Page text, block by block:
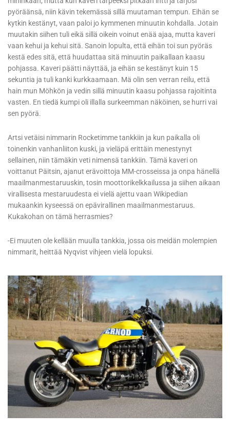
pyöräänsä, niin kävin tekemässä sillä muutaman tempun. Eihän se
kytkin kestänyt, vaan paloi jo kymmenen minuutin kohdalla. Jotain
muutakin siihen tuli eikä sillä oikein voinut enää ajaa, mutta kaveri
vaan kehui ja kehui sitä. Sanoin lopulta, että eihän toi sun pyöräs
kestä edes sitä, että huudattaa sitä minuutin paikallaan kaasu
pohjassa. Kaveri päätti näyttää, ja eihän se kestänyt kuin 15
sekuntia ja tuli kanki kurkkaamaan. Mä olin sen verran reilu, että
hain mun Möhkön ja vedin sillä minuutin kaasu pohjassa rajoitinta
vasten. En tiedä kumpi oli illalla surkeemman näköinen, se hurri vai
sen pyörä.
Artsi vetäisi nimmarin Rocketimme tankkiin ja kun paikalla oli
toinenkin vanhanliiton kuski, ja vieläpä erittäin menestynyt
sellainen, niin tämäkin veti nimensä tankkiin. Tämä kaveri on
voittanut Päitsin, ajanut erävoittoja MM-crosseissa ja onpa hänellä
maailmanmestaruuskin, tosin moottorikelkkailussa ja siihen aikaan
virallisesta mestaruudesta ei vielä ajettu vaan Wikipedian
mukaankin kyseessä on epävirallinen maailmanmestaruus.
Kukakohan on tämä herrasmies?
-Ei muuten ole kellään muulla tankkia, jossa ois meidän molempien
nimmarit, heittää Nyqvist vihjeen vielä lopuksi.